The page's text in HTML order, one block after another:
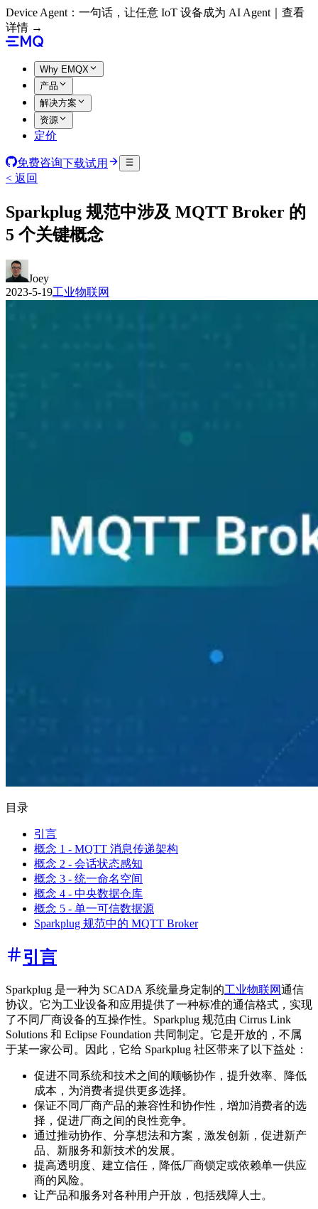
Device Agent：一句话，让任意 IoT 设备成为 AI Agent｜查看
详情 →
Why EMQX
产品
解决方案
资源
定价
免费咨询下载试用
< 返回
Sparkplug 规范中涉及 MQTT Broker 的
5 个关键概念
Joey
2023-5-19工业物联网
目录
引言
概念 1 - MQTT 消息传递架构
概念 2 - 会话状态感知
概念 3 - 统一命名空间
概念 4 - 中央数据仓库
概念 5 - 单一可信数据源
Sparkplug 规范中的 MQTT Broker
引言
Sparkplug 是一种为 SCADA 系统量身定制的工业物联网通信
协议。它为工业设备和应用提供了一种标准的通信格式，实现
了不同厂商设备的互操作性。Sparkplug 规范由 Cirrus Link
Solutions 和 Eclipse Foundation 共同制定。它是开放的，不属
于某一家公司。因此，它给 Sparkplug 社区带来了以下益处：
促进不同系统和技术之间的顺畅协作，提升效率、降低
成本，为消费者提供更多选择。
保证不同厂商产品的兼容性和协作性，增加消费者的选
择，促进厂商之间的良性竞争。
通过推动协作、分享想法和方案，激发创新，促进新产
品、新服务和新技术的发展。
提高透明度、建立信任，降低厂商锁定或依赖单一供应
商的风险。
让产品和服务对各种用户开放，包括残障人士。